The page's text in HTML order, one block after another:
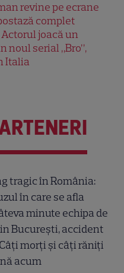
revine pe ecrane
complet
joacă un
noul serial „Bro”,
Italia
tragic în România:
în care se afla
minute echipa de
București, accident
morți și câți răniți
acum